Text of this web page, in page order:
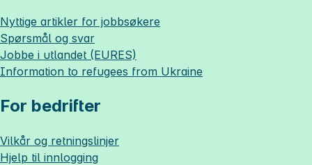
Nyttige artikler for jobbsøkere
Spørsmål og svar
Jobbe i utlandet (EURES)
Information to refugees from Ukraine
For bedrifter
Vilkår og retningslinjer
Hjelp til innlogging